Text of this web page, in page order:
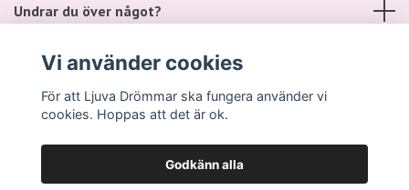
Undrar du över något?
Sociala medier
Vi använder cookies
För att Ljuva Drömmar ska fungera använder vi
cookies. Hoppas att det är ok.
Godkänn alla